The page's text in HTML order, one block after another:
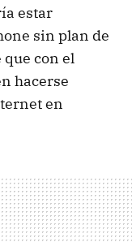
estar
sin plan de
que con el
hacerse
en